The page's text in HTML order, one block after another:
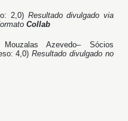
2,0) Resultado divulgado via
Collab
Azevedo– Sócios
4,0)Resultado divulgado no